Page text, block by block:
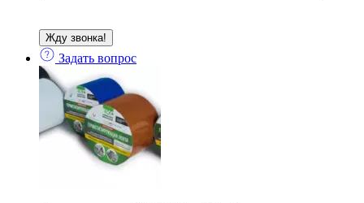
Задать вопрос